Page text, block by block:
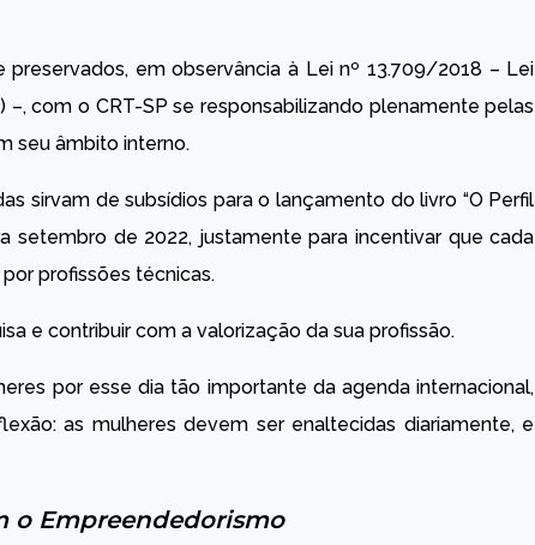
em observância à Lei nº 13.709/2018 – Lei
com o CRT-SP se responsabilizando plenamente pelas
seu âmbito interno.
sirvam de subsídios para o lançamento do livro “O Perfil
setembro de 2022, justamente para incentivar que cada
profissões técnicas.
e contribuir com a valorização da sua profissão.
por esse dia tão importante da agenda internacional,
as mulheres devem ser enaltecidas diariamente, e
o Empreendedorismo